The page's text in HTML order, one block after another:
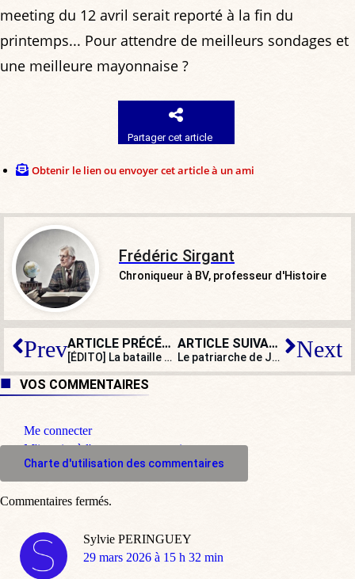
meeting du 12 avril serait reporté à la fin du
printemps... Pour attendre de meilleurs sondages et
une meilleure mayonnaise ?
Partager cet article
Obtenir le lien ou envoyer cet article à un ami
Frédéric Sirgant
Chroniqueur à BV, professeur d'Histoire
Prev ARTICLE PRÉCÉDENT
[ÉDITO] La bataille des intercos est lancée : un rude combat s’annonce pour le RN
ARTICLE SUIVANT
Le patriarche de Jérusalem interdit d’accès au Saint-Sépulcre : tollé international Next
VOS COMMENTAIRES
Me connecter
M'inscrire à l'espace commentaire
Charte d'utilisation des commentaires
Sylvie PERINGUEY
dit
29 mars 2026 à 15 h 32 min
Commentaires fermés.